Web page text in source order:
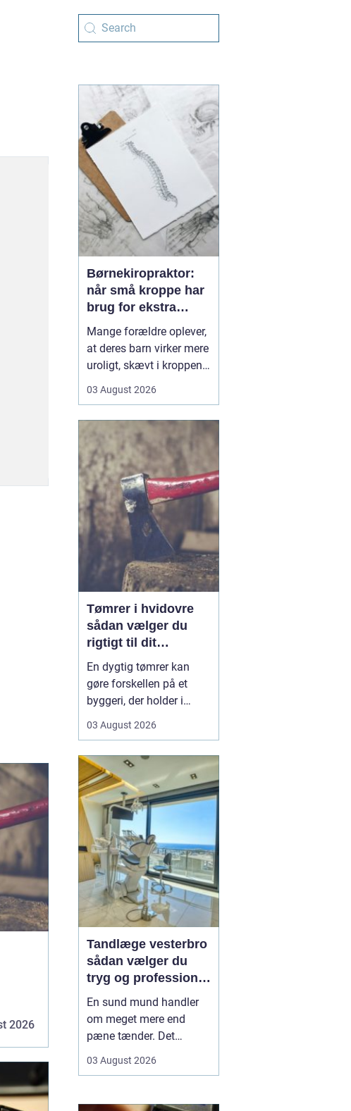
2026
Børnekiropraktor:
når små kroppe har
brug for ekstra
opmærksomhed
Mange forældre oplever,
at deres barn virker mere
uroligt, skævt i kroppen
uden at der er en klar
børnekiropraktor være en
mulighed. En kiropraktor
med særlig erfaring i...
03 August 2026
Tømrer i hvidovre
sådan vælger du
rigtigt til dit
byggeprojekt
En dygtig tømrer kan
gøre forskellen på et
byggeri, der holder i
giver dig problemer igen
efter en tømrer i
Hvidovre, handler det
derfor ikke kun om pris.
Det handler om kvalitet,
tryghed og gode løsni...
03 August 2026
Tandlæge vesterbro
sådan vælger du
tryg og professionel
tandpleje
En sund mund handler
om meget mere end
pæne tænder. Det
hverdag, din selvtillid og
duleder efter tandlæge
03 August 2026